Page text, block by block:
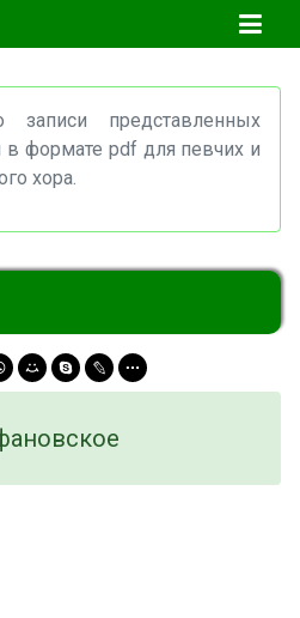
представленных
формате pdf для певчих и
хора.